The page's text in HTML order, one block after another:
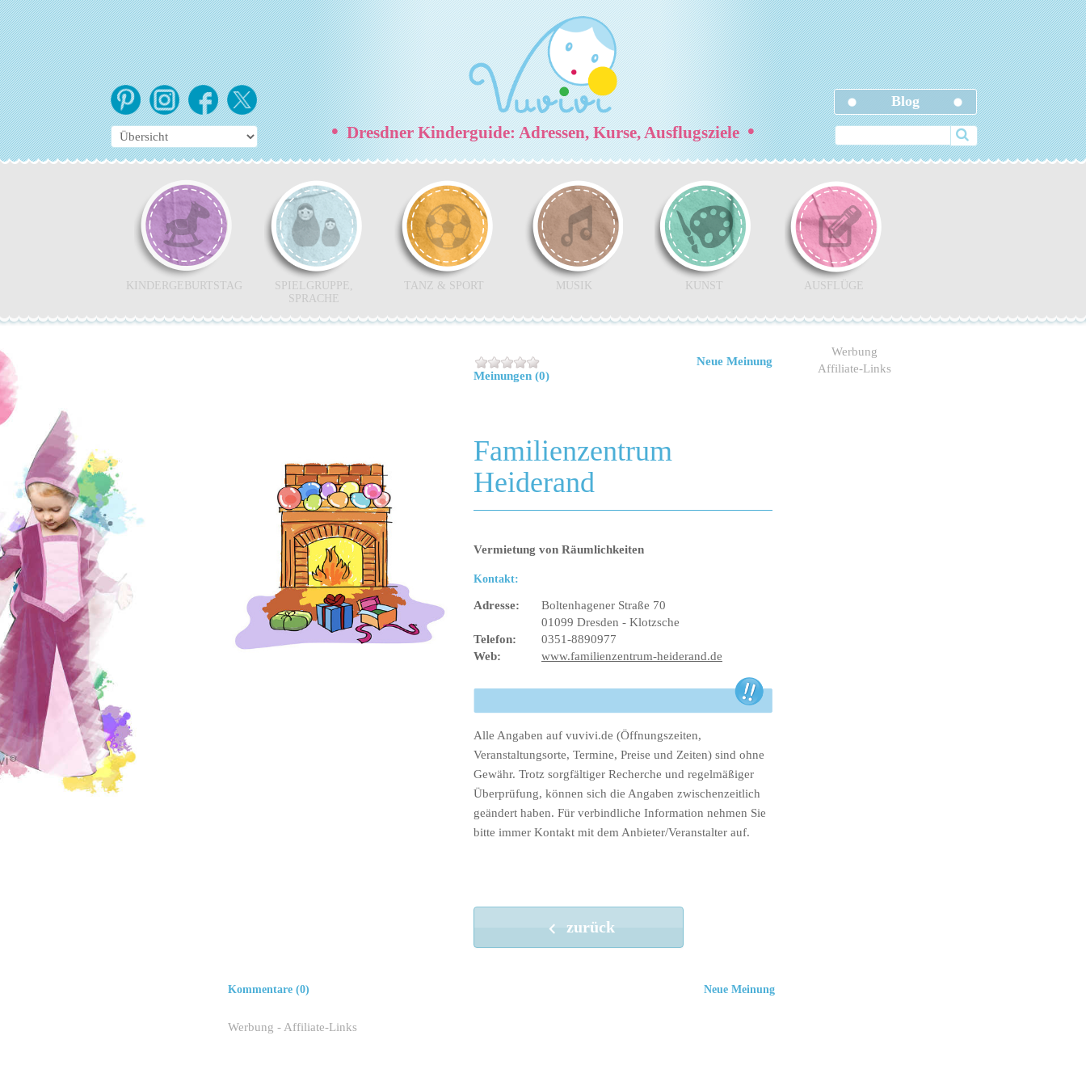
Blog
•Dresdner Kinderguide: Adressen, Kurse, Ausflugsziele•
KINDERGEBURTSTAG
SPIELGRUPPE,
SPRACHE
TANZ & SPORT MUSIK KUNST AUSFLÜGE
Meinungen (0)
Neue Meinung
Familienzentrum
Heiderand
Vermietung von Räumlichkeiten
Kontakt:
Adresse:
Boltenhagener Straße 70
01099 Dresden - Klotzsche
Telefon:
0351-8890977
Web:
www.familienzentrum-heiderand.de
Alle Angaben auf vuvivi.de (Öffnungszeiten,
Veranstaltungsorte, Termine, Preise und Zeiten) sind ohne
Gewähr. Trotz sorgfältiger Recherche und regelmäßiger
Überprüfung, können sich die Angaben zwischenzeitlich
geändert haben. Für verbindliche Information nehmen Sie
bitte immer Kontakt mit dem Anbieter/Veranstalter auf.
zurück
Neue Meinung
Kommentare (0)
Werbung - Affiliate-Links
Werbung
Affiliate-Links